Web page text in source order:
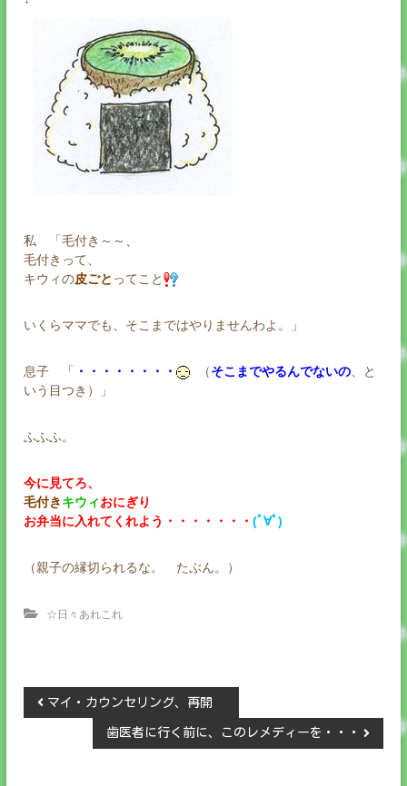
私 「毛付き～～、
毛付きって、
キウィの皮ごと ってこと
いくらママでも、そこまではやりませんわよ。」
息子 「 ・・・・・・・・ （そこまでやるんでないの 、と
いう目つき）」
ふふふ。
今に見てろ、
毛付きキウィおにぎり
お弁当に入れてくれよう・・・・・・・(ﾟ∀ﾟ)
（親子の縁切られるな。 たぶん。）
☆日々あれこれ
投マイ・カウンセリング、再開
歯医者に行く前に、このレメディーを・・・